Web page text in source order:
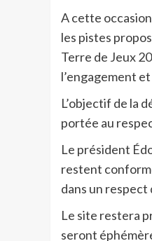
A cette
les pistes
Terre de Jeux
l’engagement
L’objectif de la
portée au
Le président
restent
dans un
Le site restera
seront